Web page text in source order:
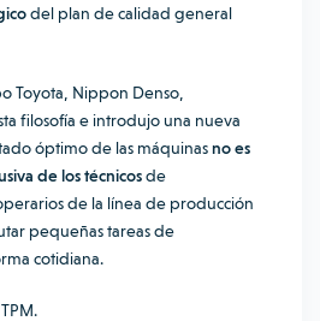
del plan de calidad general
Toyota, Nippon Denso,
filosofía e introdujo una nueva
óptimo de las máquinasno es
de los técnicosde
de la línea de producción
pequeñas tareas de
cotidiana.